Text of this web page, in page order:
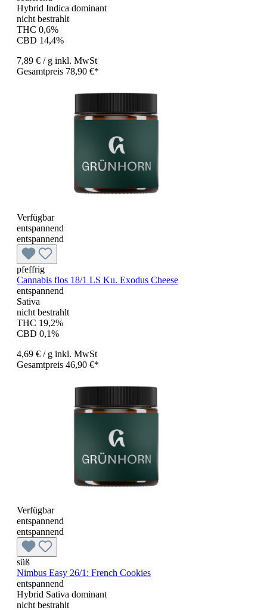
Hybrid Indica dominant
nicht bestrahlt
THC 0,6%
CBD 14,4%
7,89 € / g inkl. MwSt
Gesamtpreis 78,90 €*
Verfügbar
entspannend
entspannend
pfeffrig
Cannabis flos 18/1 LS Ku. Exodus Cheese
entspannend
Sativa
nicht bestrahlt
THC 19,2%
CBD 0,1%
4,69 € / g inkl. MwSt
Gesamtpreis 46,90 €*
Verfügbar
entspannend
entspannend
süß
Nimbus Easy 26/1: French Cookies
entspannend
Hybrid Sativa dominant
nicht bestrahlt